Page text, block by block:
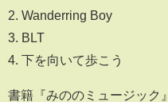
2. Wanderring Boy
3. BLT
4. 下を向いて歩こう
書籍『みののミュージック』